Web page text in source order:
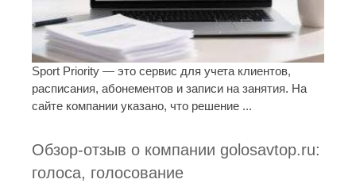
Sport Priority — это сервис для учета клиентов,
расписания, абонементов и записи на занятия. На
сайте компании указано, что решение ...
Обзор-отзыв о компании golosavtop.ru:
голоса, голосование